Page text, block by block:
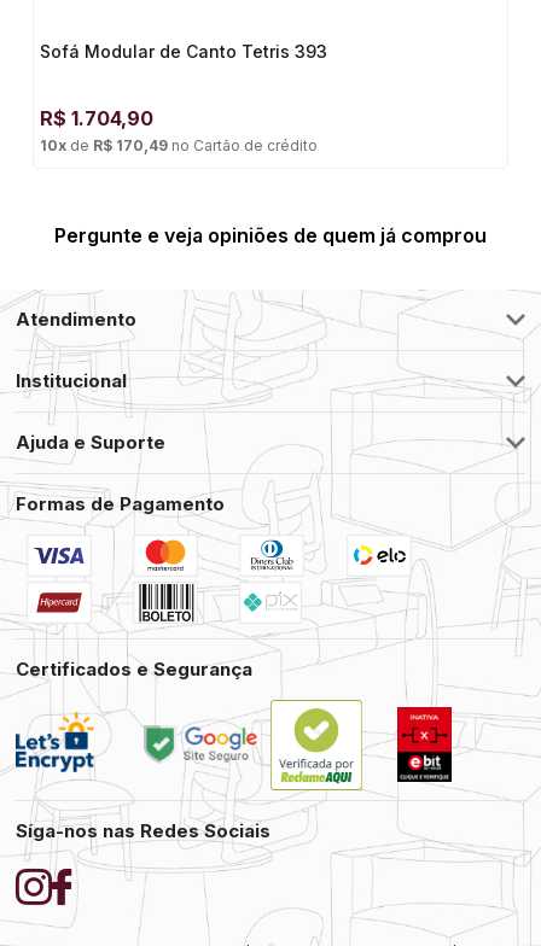
Sofá Modular de Canto Tetris 393
R$ 1.704,90
10x de R$ 170,49 no Cartão de crédito
Pergunte e veja opiniões de quem já comprou
Atendimento
Institucional
Ajuda e Suporte
Formas de Pagamento
Certificados e Segurança
Síga-nos nas Redes Sociais